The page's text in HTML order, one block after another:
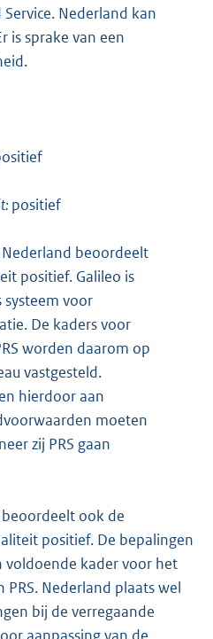
Nederland kan
is sprake van een
positief
Nederland beoordeelt
positief. Galileo is
systeem voor
De kaders voor
worden daarom op
vastgesteld.
hierdoor aan
moeten
zij PRS gaan
ook de
positief. De bepalingen
voldoende kader voor het
PRS. Nederland plaats wel
bij de verregaande
aanpassing van de